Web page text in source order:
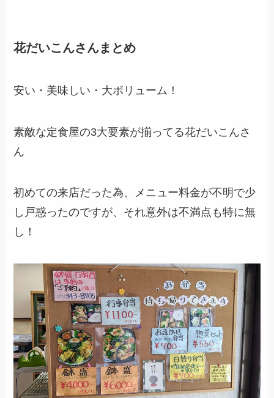
花だいこんさんまとめ
安い・美味しい・大ボリューム！
素敵な定食屋の3大要素が揃ってる花だいこんさ
ん
初めての来店だった為、メニュー料金が不明で少
し戸惑ったのですが、それ意外は不満点も特に無
し！